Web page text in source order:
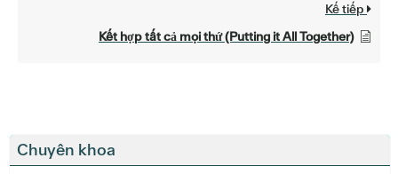
Chuyên khoa
Kế tiếp
Kết hợp tất cả mọi thứ (Putting it All Together)